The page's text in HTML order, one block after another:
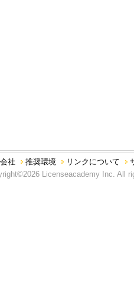
社 推奨環境 リンクについて
Licenseacademy Inc. All